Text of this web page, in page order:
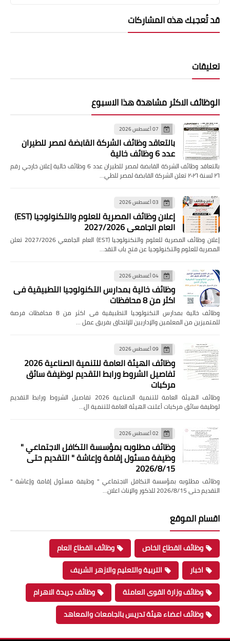
قد تُعجبك هذه المشاركات
تعليقات
الوظائف الاكثر مشاهدة هذا الاسبوع
07 أغسطس 2026
بالتعاقد وظائف الشركة القابضة لمصر للطيران
عدد 6 وظائف خالية
بالتعاقد وظائف الشركة القابضة لمصر للطيران عدد 6 وظائف خالية إعلان خارجي رقم
٢٦ لسنة ٢٠٢٦ تعلن الشركة القابضة لمصر للطي…
03 أغسطس 2026
إعلان وظائف المصرية للعلوم والتكنولوجيا (EST)
العام الجامعي 2027/2026
إعلان وظائف المصرية للعلوم والتكنولوجيا (EST) العام الجامعي 2027/2026 تعلن
المصرية للعلوم والتكنولوجيا عن فتح باب التقد…
04 أغسطس 2026
وظائف خالية بمدارس التكنولوجيا التطبيقية فى
اكثر من 8 محافظات
وظائف خالية بمدارس التكنولوجيا التطبيقية فى اكثر من 8 محافظات فرصة
للمتميزين من المعلمين والإداريين للإلتحاق بفريق عمل …
09 أغسطس 2026
وظائف الهيئة العامة للتنمية الصناعية 2026
تفاصيل الشروط ورابط التقديم لوظيفة سائق
مركبات
وظائف الهيئة العامة للتنمية الصناعية 2026 تفاصيل الشروط ورابط التقديم
لوظيفة سائق مركبات أعلنت الهيئة العامة للتنمية ال…
02 أغسطس 2026
وظائف مطلوبه بمؤسسة التكافل الاجتماعي "
وظيفة مسئول إقامة وإعاشة " التقديم حتى
2026/8/15
وظائف مطلوبه بمؤسسة التكافل الاجتماعي " وظيفة مسئول إقامة وإعاشة "
التقديم حتى 2026/8/15 للذكور والإناث اعلان…
اقسام الموقع
وظائف القطاع الخاص
وظائف القطاع العام
اخبار
التربية والتعليم والازهر الشريف
وظائف وزارة القوى العاملة
وظائف جريدة الاهرام
وظائف اعضاء هيئة تدريس بالجامعات والمعاهد